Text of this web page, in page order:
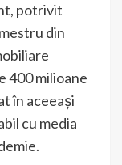
potrivit
din
400 milioane
în aceeași
cu media